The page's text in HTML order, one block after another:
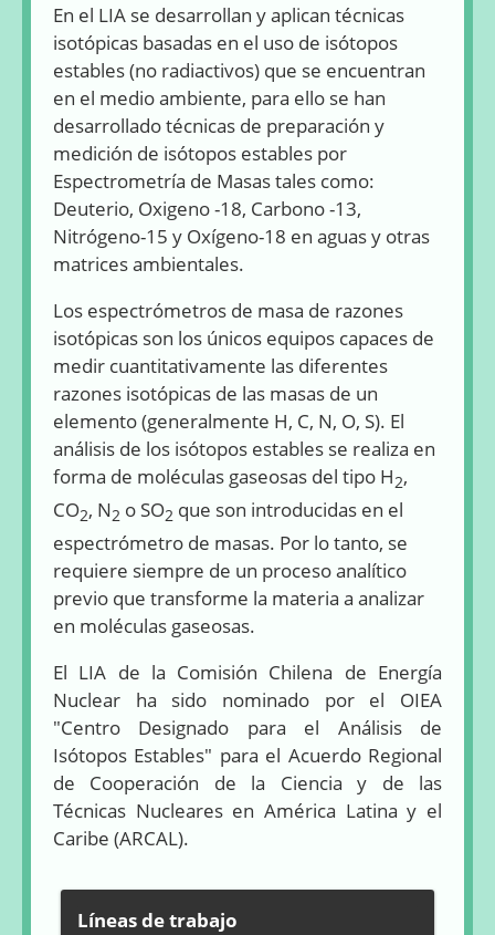
En el LIA se desarrollan y aplican técnicas
isotópicas basadas en el uso de isótopos
estables (no radiactivos) que se encuentran
en el medio ambiente, para ello se han
desarrollado técnicas de preparación y
medición de isótopos estables por
Espectrometría de Masas tales como:
Deuterio, Oxigeno -18, Carbono -13,
Nitrógeno-15 y Oxígeno-18 en aguas y otras
matrices ambientales.
Los espectrómetros de masa de razones
isotópicas son los únicos equipos capaces de
medir cuantitativamente las diferentes
razones isotópicas de las masas de un
elemento (generalmente H, C, N, O, S). El
análisis de los isótopos estables se realiza en
forma de moléculas gaseosas del tipo H2,
CO2, N2 o SO2 que son introducidas en el
espectrómetro de masas. Por lo tanto, se
requiere siempre de un proceso analítico
previo que transforme la materia a analizar
en moléculas gaseosas.
El LIA de la Comisión Chilena de Energía
Nuclear ha sido nominado por el OIEA
"Centro Designado para el Análisis de
Isótopos Estables" para el Acuerdo Regional
de Cooperación de la Ciencia y de las
Técnicas Nucleares en América Latina y el
Caribe (ARCAL).
Líneas de trabajo